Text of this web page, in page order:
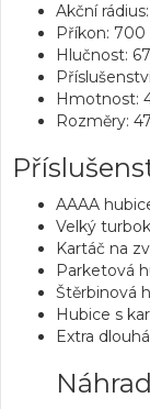
Akční
Příkon: 700
Hlučnost:
Hmotnost:
Rozměry:
AAAA
Velký
Kartáč na
Parketová
Štěrbinová
Hubice s
Extra